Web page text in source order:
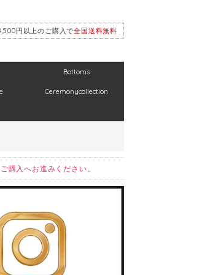
円以上のご購入で全国送料無料
Bottoms
Ceremonycollection
入へお進みください。